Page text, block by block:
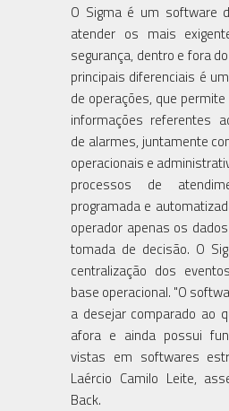
O Sigma é um software
atender os mais
segurança, dentro e fora
principais diferenciais é
de operações, que
informações referentes
de alarmes, juntamente
operacionais e
processos de
programada e
operador apenas os
tomada de decisão. O
centralização dos
base operacional. "O
a desejar comparado ao
afora e ainda possui
vistas em softwares
Laércio Camilo Leite,
Back.